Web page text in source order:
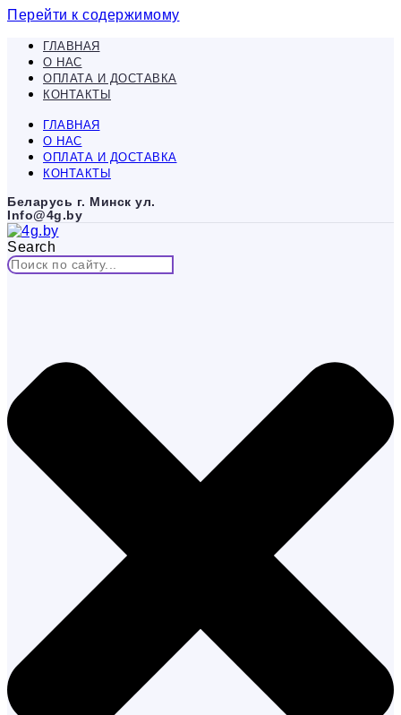
Перейти к содержимому
ГЛАВНАЯ
О НАС
ОПЛАТА И ДОСТАВКА
КОНТАКТЫ
ГЛАВНАЯ
О НАС
ОПЛАТА И ДОСТАВКА
КОНТАКТЫ
Беларусь г. Минск ул.
Info@4g.by
Search